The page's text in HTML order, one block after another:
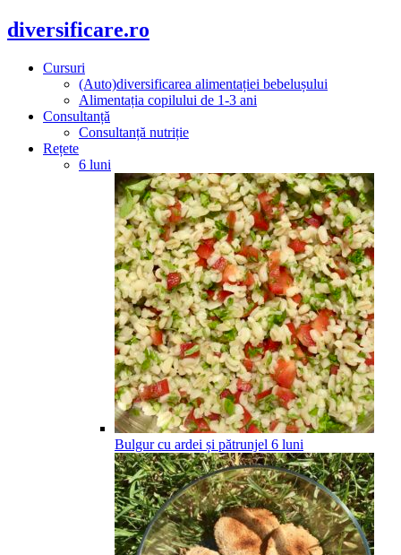
diversificare.ro
Cursuri
(Auto)diversificarea alimentației bebelușului
Alimentația copilului de 1-3 ani
Consultanță
Consultanță nutriție
Rețete
6 luni
Bulgur cu ardei și pătrunjel 6 luni